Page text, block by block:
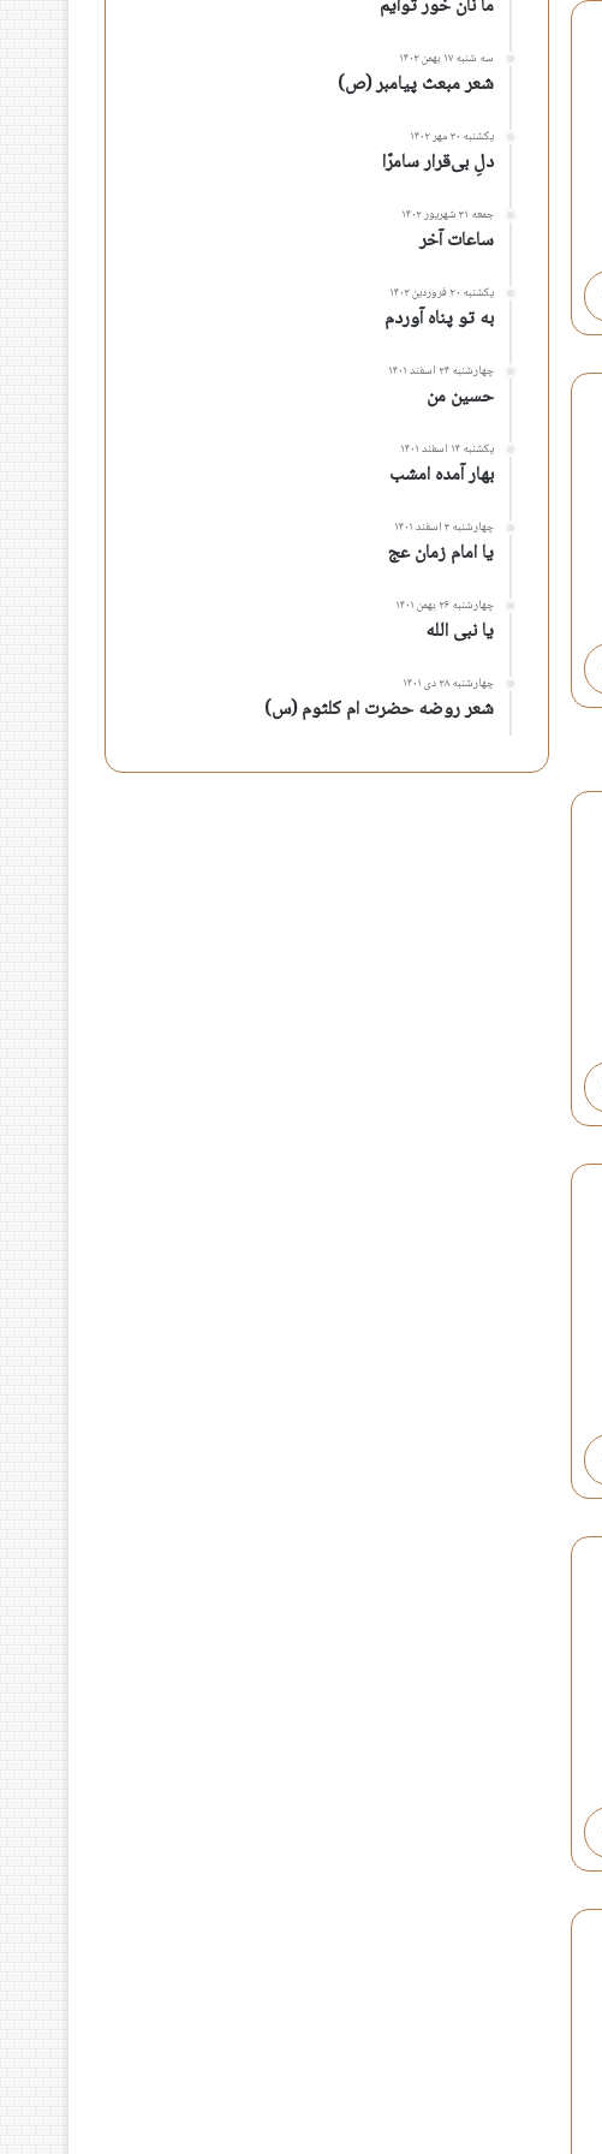
ما نان خور توأیم
سه شنبه ۱۷ بهمن ۱۴۰۲
شعر مبعث پیامبر (ص)
یکشنبه ۳۰ مهر ۱۴۰۲
دلِ بی‌قرار سامرّا
جمعه ۳۱ شهریور ۱۴۰۲
ساعات آخر
یکشنبه ۲۰ فروردین ۱۴۰۲
به تو پناه آوردم
چهارشنبه ۲۴ اسفند ۱۴۰۱
حسین من
یکشنبه ۱۴ اسفند ۱۴۰۱
بهار آمده امشب
چهارشنبه ۳ اسفند ۱۴۰۱
یا امام زمان عج
چهارشنبه ۲۶ بهمن ۱۴۰۱
یا نبی الله
چهارشنبه ۲۸ دی ۱۴۰۱
شعر روضه حضرت ام کلثوم (س)